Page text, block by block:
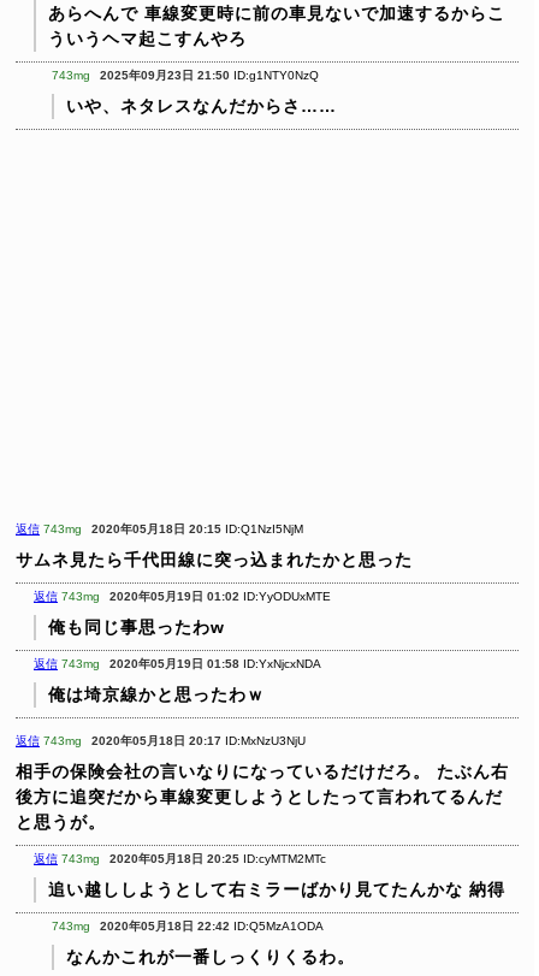
あらへんで 車線変更時に前の車見ないで加速するからこ
ういうヘマ起こすんやろ
743mg 2025年09月23日 21:50 ID:g1NTY0NzQ
いや、ネタレスなんだからさ……
返信 743mg 2020年05月18日 20:15 ID:Q1NzI5NjM
サムネ見たら千代田線に突っ込まれたかと思った
返信 743mg 2020年05月19日 01:02 ID:YyODUxMTE
俺も同じ事思ったわw
返信 743mg 2020年05月19日 01:58 ID:YxNjcxNDA
俺は埼京線かと思ったわｗ
返信 743mg 2020年05月18日 20:17 ID:MxNzU3NjU
相手の保険会社の言いなりになっているだけだろ。
たぶん右
後方に追突だから車線変更しようとしたって言われてるんだ
と思うが。
返信 743mg 2020年05月18日 20:25 ID:cyMTM2MTc
追い越ししようとして右ミラーばかり見てたんかな 納得
743mg 2020年05月18日 22:42 ID:Q5MzA1ODA
なんかこれが一番しっくりくるわ。